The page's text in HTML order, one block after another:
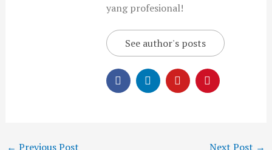
yang profesional!
See author's posts
← Previous Post Next Post →